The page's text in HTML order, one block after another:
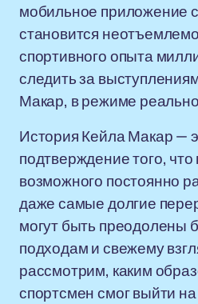
мобильное приложение
становится
спортивного опыта
следить за
Макар, в режиме
История Кейла Макар —
подтверждение того,
возможного постоянно
даже самые долгие
могут быть преодолены
подходам и свежему
рассмотрим, каким
спортсмен смог выйти